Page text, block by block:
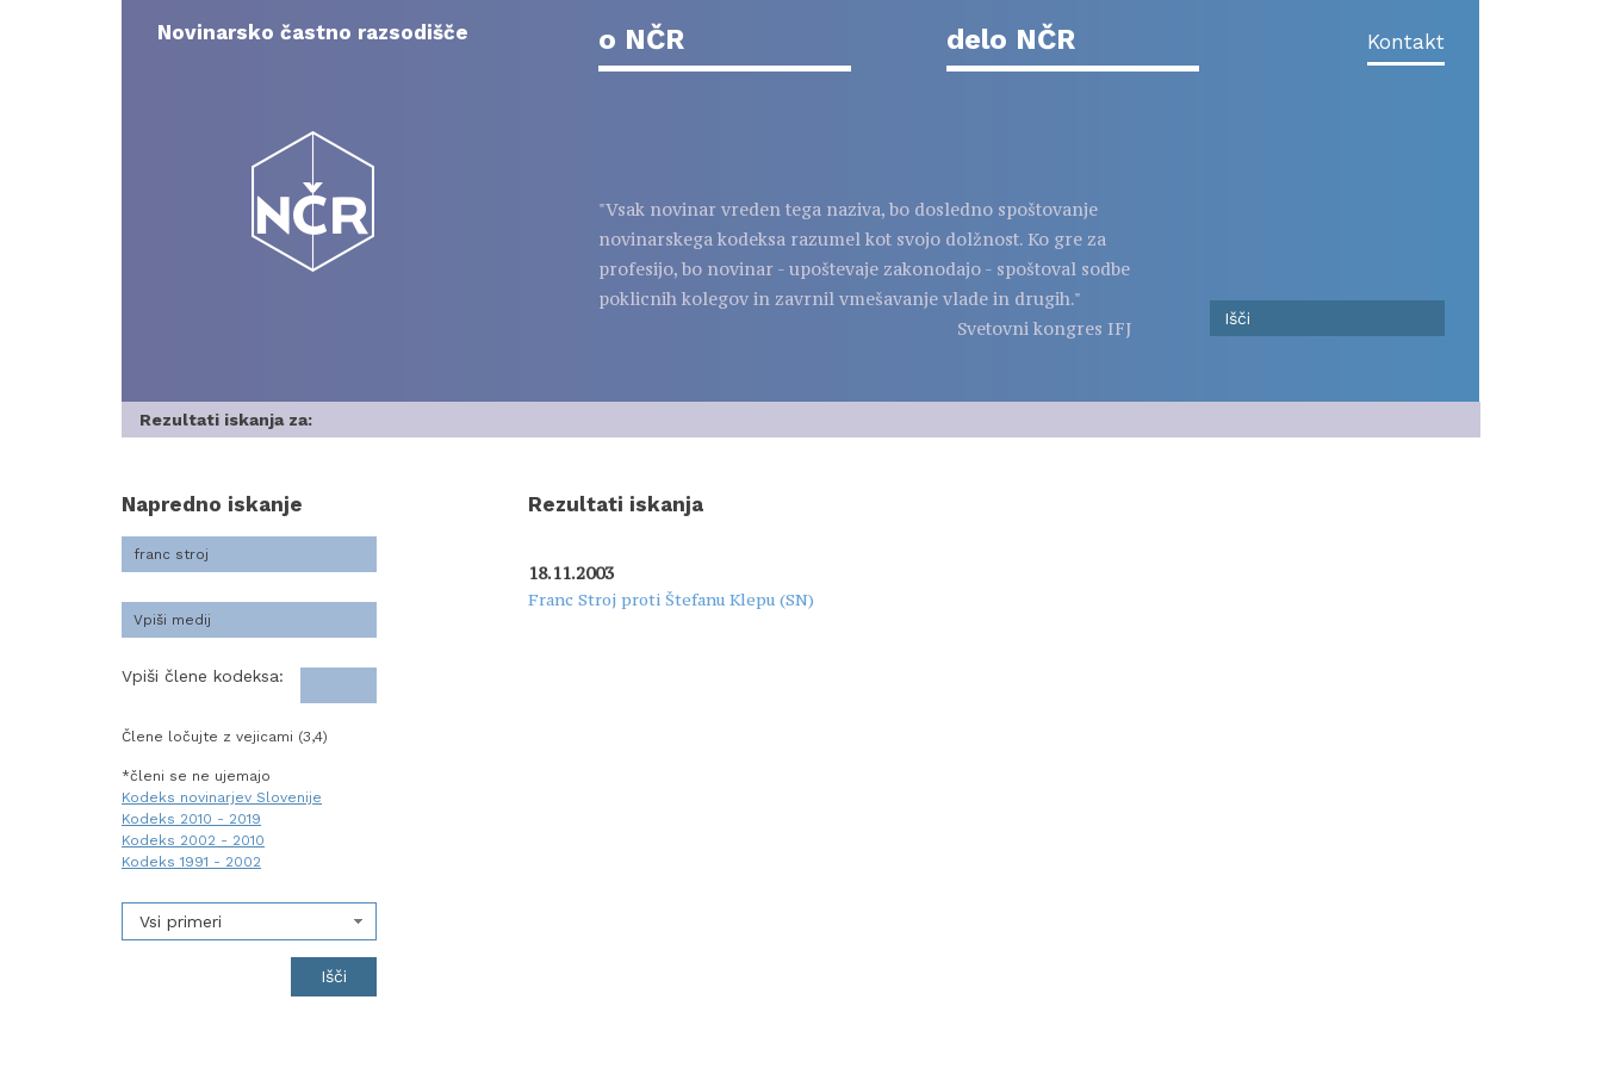
contentNovinarsko častno razsodišče o NČR delo NČR Kontakt
"Vsak novinar vreden tega naziva, bo dosledno spoštovanje
novinarskega kodeksa razumel kot svojo dolžnost. Ko gre za
profesijo, bo novinar - upoštevaje zakonodajo - spoštoval sodbe
poklicnih kolegov in zavrnil vmešavanje vlade in drugih."
Svetovni kongres IFJ
Rezultati iskanja za:
Napredno iskanje
Vpiši člene kodeksa:
Člene ločujte z vejicami (3,4)
*členi se ne ujemajo
Kodeks novinarjev Slovenije
Kodeks 2010 - 2019
Kodeks 2002 - 2010
Kodeks 1991 - 2002
Vsi primeri
Rezultati iskanja
18.11.2003
Franc Stroj proti Štefanu Klepu (SN)